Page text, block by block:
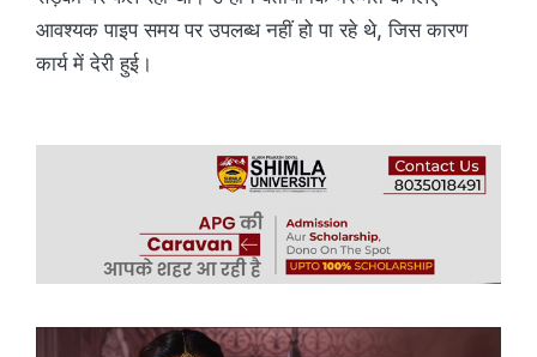
आवश्यक पाइप समय पर उपलब्ध नहीं हो पा रहे थे, जिस कारण
कार्य में देरी हुई।